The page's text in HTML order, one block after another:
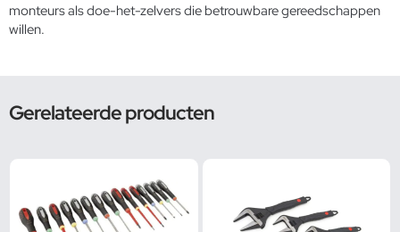
monteurs als doe-het-zelvers die betrouwbare gereedschappen
willen.
Gerelateerde producten